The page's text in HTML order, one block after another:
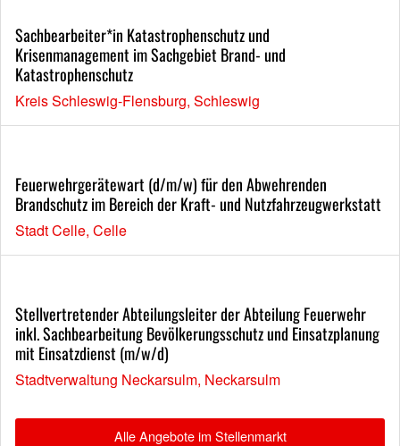
Sachbearbeiter*in Katastrophenschutz und
Krisenmanagement im Sachgebiet Brand- und
Katastrophenschutz
Kreis Schleswig-Flensburg, Schleswig
Feuerwehrgerätewart (d/m/w) für den Abwehrenden
Brandschutz im Bereich der Kraft- und Nutzfahrzeugwerkstatt
Stadt Celle, Celle
Stellvertretender Abteilungsleiter der Abteilung Feuerwehr
inkl. Sachbearbeitung Bevölkerungsschutz und Einsatzplanung
mit Einsatzdienst (m/w/d)
Stadtverwaltung Neckarsulm, Neckarsulm
Alle Angebote im Stellenmarkt